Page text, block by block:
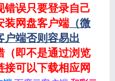
错误只要登录自己
装网盘客户端（微
户端否则容易出
（即不是通过浏览
可以下载相应网